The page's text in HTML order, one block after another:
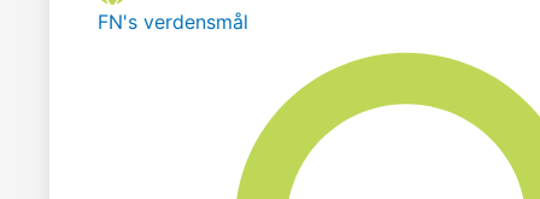
FN's verdensmål